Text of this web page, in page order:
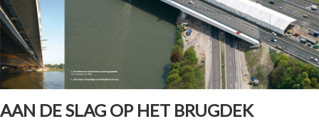
AAN DE SLAG OP HET BRUGDEK